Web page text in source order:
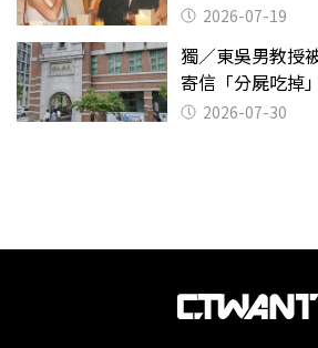
2026-07-19
獨／東吳男教
寄信「分屍吃掉
關 2026-07-30